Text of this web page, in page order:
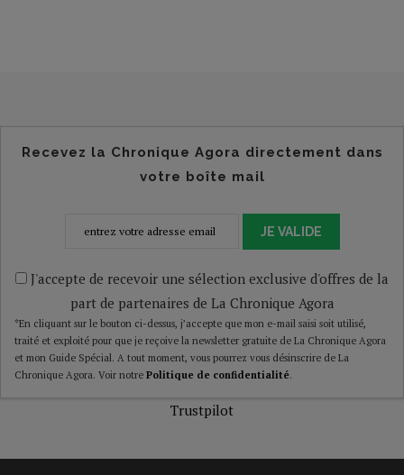
Recevez la Chronique Agora directement dans
votre boîte mail
JE VALIDE
J'accepte de recevoir une sélection exclusive d'offres de la
part de partenaires de La Chronique Agora
*En cliquant sur le bouton ci-dessus, j’accepte que mon e-mail saisi soit utilisé,
traité et exploité pour que je reçoive la newsletter gratuite de La Chronique Agora
et mon Guide Spécial. A tout moment, vous pourrez vous désinscrire de La
Chronique Agora. Voir notre Politique de confidentialité.
Trustpilot